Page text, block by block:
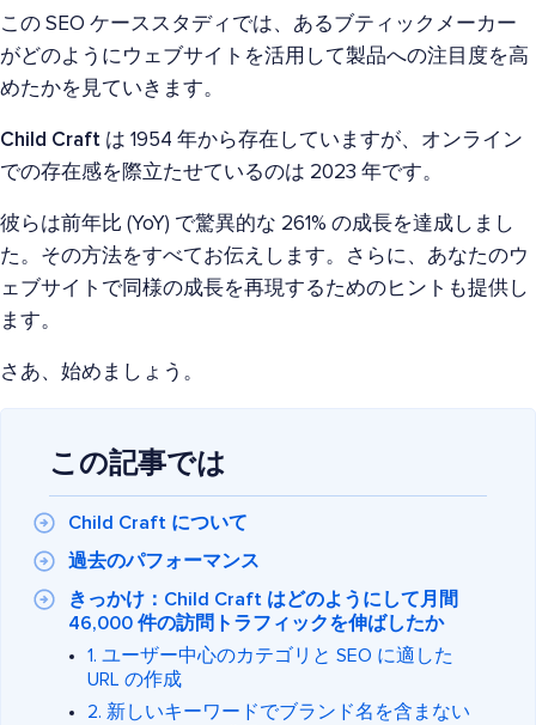
この SEO ケーススタディでは、あるブティックメーカー
がどのようにウェブサイトを活用して製品への注目度を高
めたかを見ていきます。
Child Craft は 1954 年から存在していますが、オンライン
での存在感を際立たせているのは 2023 年です。
彼らは前年比 (YoY) で驚異的な 261% の成長を達成しまし
た。その方法をすべてお伝えします。さらに、あなたのウ
ェブサイトで同様の成長を再現するためのヒントも提供し
ます。
さあ、始めましょう。
この記事では
Child Craft について
過去のパフォーマンス
きっかけ：Child Craft はどのようにして月間
46,000 件の訪問トラフィックを伸ばしたか
1. ユーザー中心のカテゴリと SEO に適した
URL の作成
2. 新しいキーワードでブランド名を含まない